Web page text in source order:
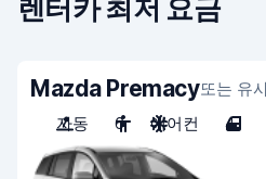
렌터카 최저 요금
Mazda Premacy또는 유
자동
6 에어컨 4